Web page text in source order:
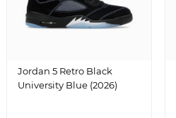
Jordan 5 Retro Black
University Blue (2026)